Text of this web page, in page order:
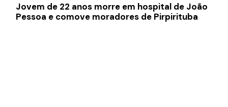
Jovem de 22 anos morre em hospital de João
Pessoa e comove moradores de Pirpirituba